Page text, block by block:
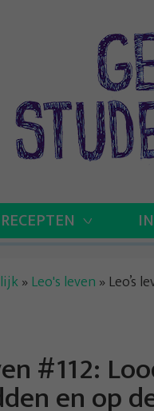
RECEPTEN
» Leo's leven » Leo’s
#112:
en op